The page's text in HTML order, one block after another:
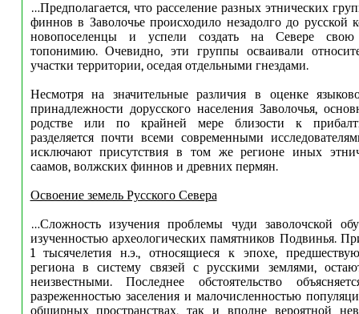
…Предполагается, что расселение разных этнических
финнов в Заволочье происходило незадолго до русской
новопоселенцы и успели создать на Севере свою
топонимию. Очевидно, эти группы осваивали
участки территории, оседая отдельными гнездами.
Несмотря на значительные различия в оценке
принадлежности дорусского населения Заволочья,
родстве или по крайней мере близости к
разделяется почти всеми современными
исключают присутствия в том же регионе иных
саамов, волжских финнов и древних пермян.
Освоение земель Русского Севера
…Сложность изучения проблемы чуди заволочской
изученностью археологических памятников Подвинья.
1 тысячелетия н.э., относящиеся к эпохе,
региона в систему связей с русскими землями,
неизвестными. Последнее обстоятельство
разреженностью заселения и малочисленностью
обширных пространствах, так и вполне вероятной